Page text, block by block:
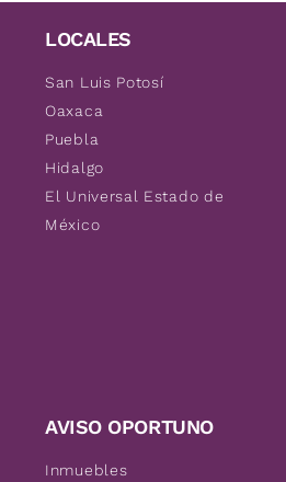
LOCALES
San Luis Potosí
Oaxaca
Puebla
Hidalgo
El Universal Estado de
México
AVISO OPORTUNO
Inmuebles